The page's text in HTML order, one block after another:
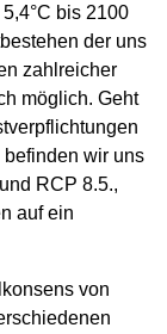
bis 2100
der uns
zahlreicher
möglich. Geht
wir uns
RCP 8.5.,
auf ein
von